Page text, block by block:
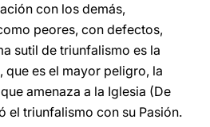
con los demás,
peores, con defectos,
sutil de triunfalismo es la
que es el mayor peligro, la
amenaza a la Iglesia (De
el triunfalismo con su Pasión.